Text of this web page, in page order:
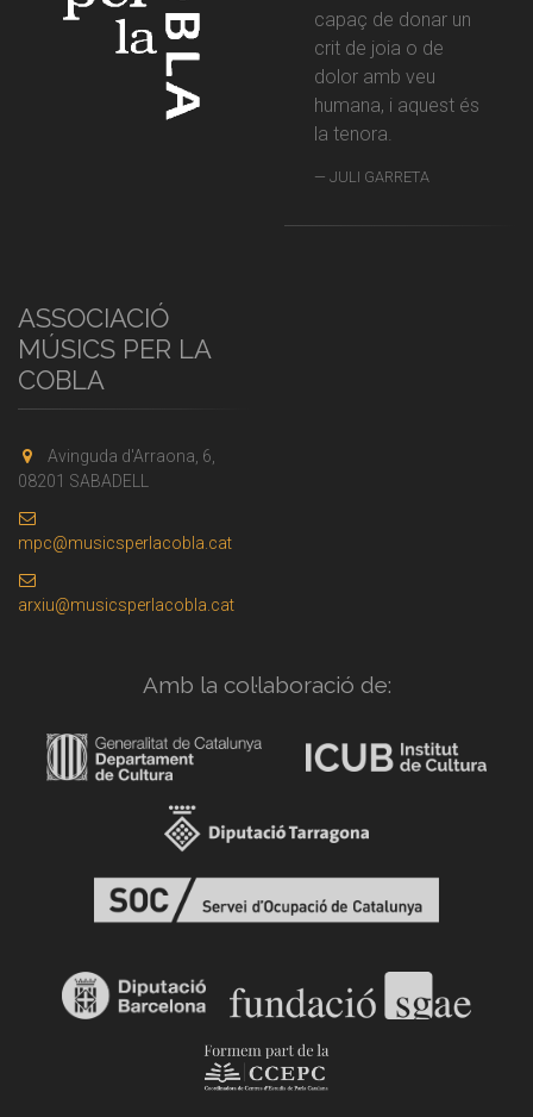
capaç de donar un
crit de joia o de
dolor amb veu
humana, i aquest és
la tenora.
JULI GARRETA
ASSOCIACIÓ
MÚSICS PER LA
COBLA
Avinguda d'Arraona, 6,
08201 SABADELL
mpc@musicsperlacobla.cat
arxiu@musicsperlacobla.cat
Amb la col·laboració de: